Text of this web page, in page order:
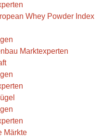
Whey Powder Index
Marktexperten
Märkte